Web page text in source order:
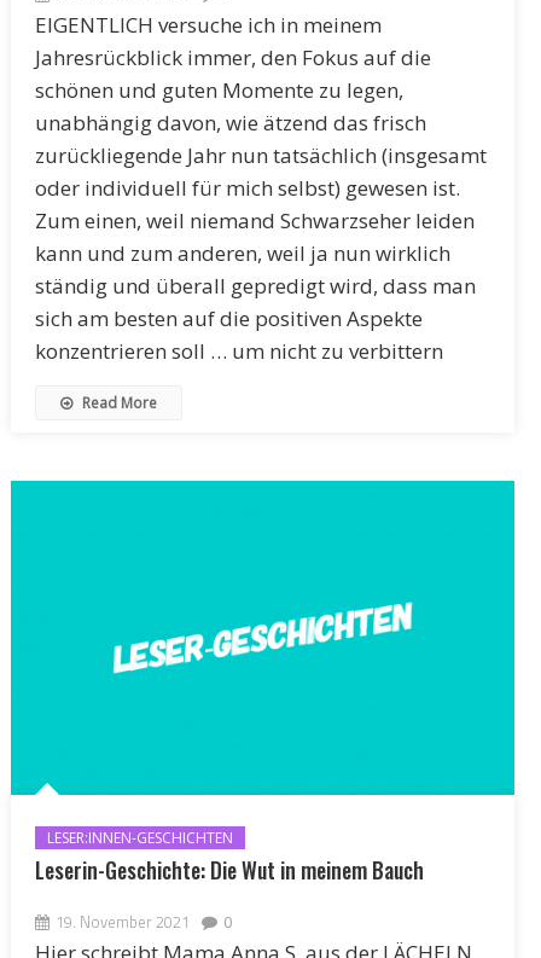
EIGENTLICH versuche ich in meinem
Jahresrückblick immer, den Fokus auf die
schönen und guten Momente zu legen,
unabhängig davon, wie ätzend das frisch
zurückliegende Jahr nun tatsächlich (insgesamt
oder individuell für mich selbst) gewesen ist.
Zum einen, weil niemand Schwarzseher leiden
kann und zum anderen, weil ja nun wirklich
ständig und überall gepredigt wird, dass man
sich am besten auf die positiven Aspekte
konzentrieren soll … um nicht zu verbittern
Read More
LESER:INNEN-GESCHICHTEN
Leserin-Geschichte: Die Wut in meinem Bauch
19. November 2021 0